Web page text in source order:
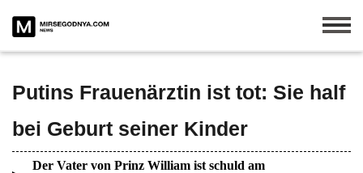
Putins Frauenärztin ist tot: Sie half
bei Geburt seiner Kinder
Der Vater von Prinz William ist schuld am